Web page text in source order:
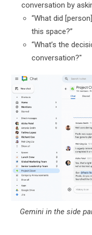
conversation by
“What did
this space?”
“What’s the
conversation?"
Gemini in the side